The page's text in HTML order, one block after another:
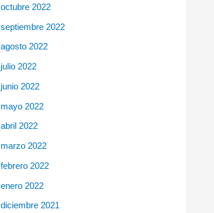
octubre 2022
septiembre 2022
agosto 2022
julio 2022
junio 2022
mayo 2022
abril 2022
marzo 2022
febrero 2022
enero 2022
diciembre 2021